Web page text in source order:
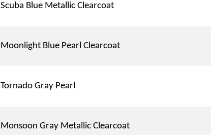
Scuba Blue Metallic Clearcoat
Moonlight Blue Pearl Clearcoat
Tornado Gray Pearl
Monsoon Gray Metallic Clearcoat